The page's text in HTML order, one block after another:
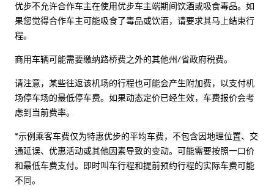
优步不允许合作车主在使用优步车主端期间饮酒或吸食毒品。如
果您觉得合作车主可能吸食了毒品或饮酒，请要求其马上结束行
程。
商用车辆可能需要缴纳路桥费之外的其他州/省政府税费。
请注意，某些往返该机场的行程也可能会产生附加费，以支付机
场停车场的最低停车费。如果动态定价已经生效，车费报价会考
虑到当前费率。
*示例乘客车费仅为特惠优步的平均车费，不包含因地理位置、交
通延误、优惠活动或其他因素导致的变动。可能需要按照一口价
和最低车费支付。即时叫车行程和提前预约行程的实际车费可能
不同。